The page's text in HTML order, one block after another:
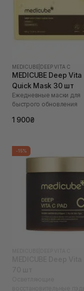
MEDICUBE DEEP VITA C
MEDICUBE Deep
Quick Mask 30 шт
Ежедневные маски для
быстрого обновления
1 900₴
-15%